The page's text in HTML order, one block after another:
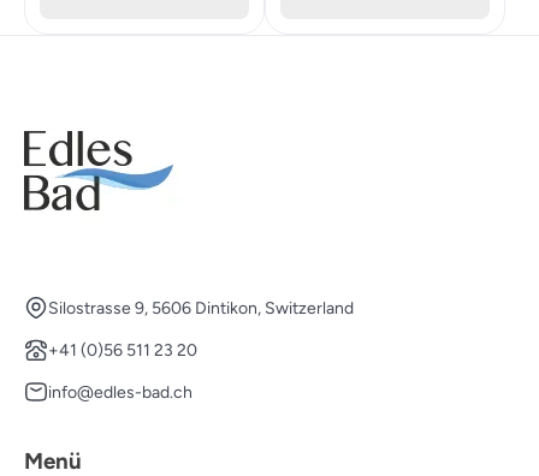
Silostrasse 9, 5606 Dintikon, Switzerland
+41 (0)56 511 23 20
info@edles-bad.ch
Menü